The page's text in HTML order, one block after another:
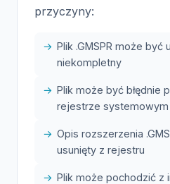
przyczyny:
Plik .GMSPR może być
niekompletny
Plik może być błędnie
rejestrze systemowym
Opis rozszerzenia
usunięty z rejestru
Plik może pochodzić z